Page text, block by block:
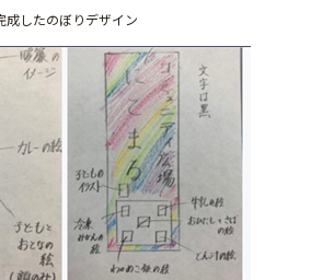
成したのぼりデザイン